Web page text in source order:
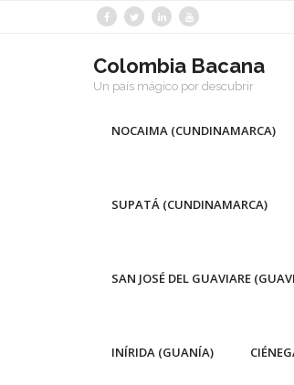
Colombia Bacana
Un país mágico por descubrir
NOCAIMA (CUNDINAMARCA)
SUPATÁ (CUNDINAMARCA)
SAN JOSÉ DEL GUAVIARE
INÍRIDA (GUANÍA)